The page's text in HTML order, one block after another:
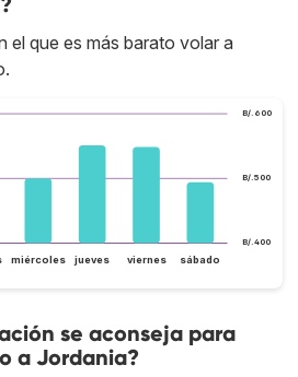
el que es más barato volar a
B/.400
B/.500
B/.600
miércoles jueves viernes sábado
se aconseja para
a Jordania?